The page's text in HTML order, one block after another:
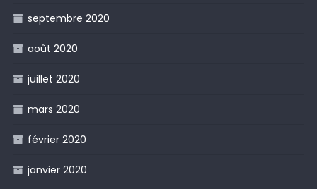
septembre 2020
août 2020
juillet 2020
mars 2020
février 2020
janvier 2020